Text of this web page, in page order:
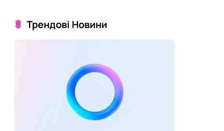
Трендові Новини